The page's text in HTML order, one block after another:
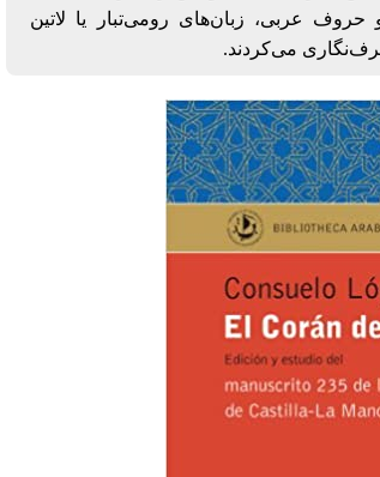
عربی، زبان‌های رومی‌تبار یا لاتین